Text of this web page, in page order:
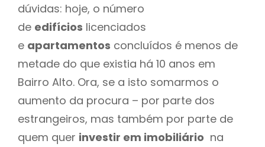
dúvidas: hoje, o número
de edifícios licenciados
e apartamentos concluídos é menos de
metade do que existia há 10 anos em
Bairro Alto. Ora, se a isto somarmos o
aumento da procura – por parte dos
estrangeiros, mas também por parte de
quem quer investir em imobiliário na